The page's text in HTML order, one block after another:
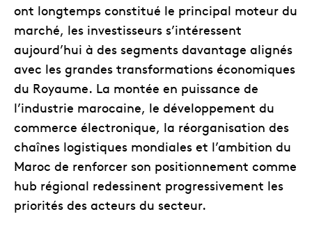
ont longtemps constitué le principal moteur du
marché, les investisseurs s’intéressent
aujourd’hui à des segments davantage alignés
avec les grandes transformations économiques
du Royaume. La montée en puissance de
l’industrie marocaine, le développement du
commerce électronique, la réorganisation des
chaînes logistiques mondiales et l’ambition du
Maroc de renforcer son positionnement comme
hub régional redessinent progressivement les
priorités des acteurs du secteur.